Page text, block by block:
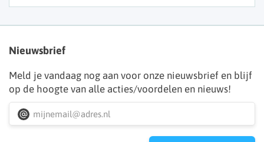
Nieuwsbrief
Meld je vandaag nog aan voor onze nieuwsbrief en blijf
op de hoogte van alle acties/voordelen en nieuws!